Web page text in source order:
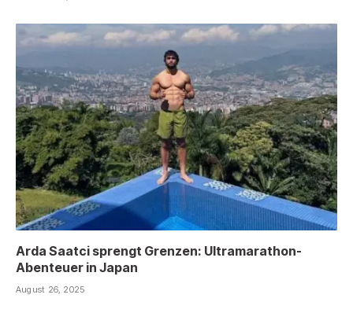
Arda Saatci sprengt Grenzen: Ultramarathon-
Abenteuer in Japan
August 26, 2025